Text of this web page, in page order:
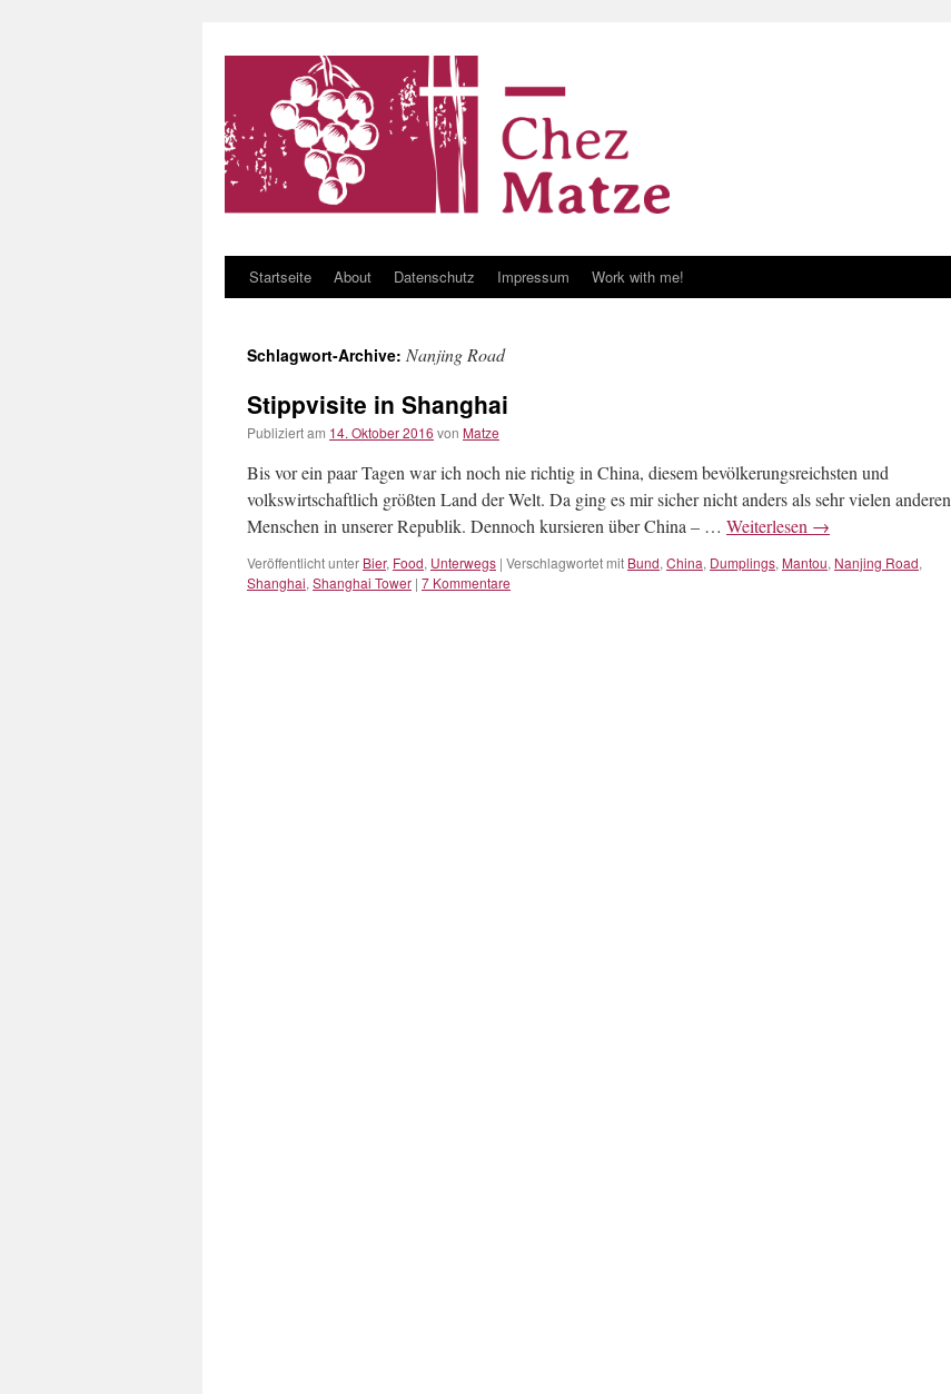
Zum Inhalt springen
Startseite About Datenschutz Impressum Work with me!
Schlagwort-Archive: Nanjing Road
Stippvisite in Shanghai
Publiziert am 14. Oktober 2016 von Matze
Bis vor ein paar Tagen war ich noch nie richtig in China, diesem bevölkerungsreichsten und
volkswirtschaftlich größten Land der Welt. Da ging es mir sicher nicht anders als sehr vielen anderen
Menschen in unserer Republik. Dennoch kursieren über China – … Weiterlesen →
Veröffentlicht unter Bier, Food, Unterwegs | Verschlagwortet mit Bund, China, Dumplings, Mantou, Nanjing Road,
Shanghai, Shanghai Tower | 7 Kommentare